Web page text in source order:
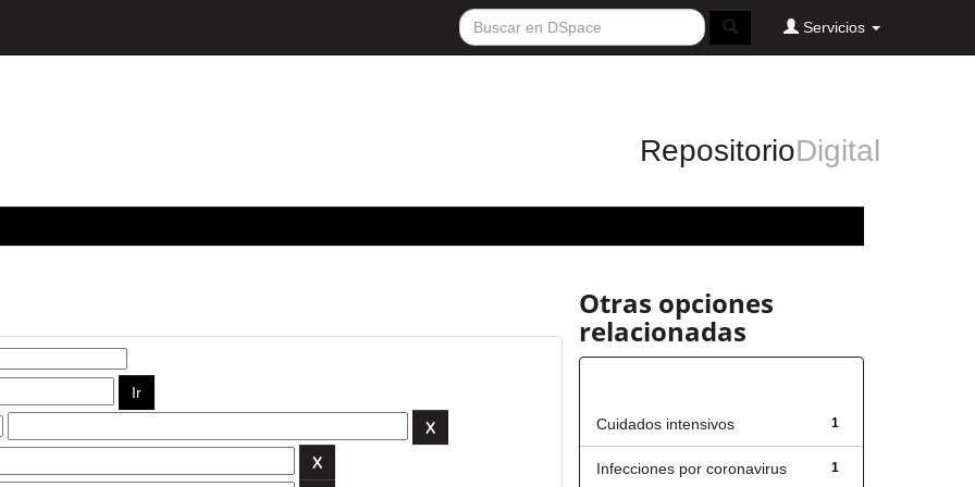
Servicios
RepositorioDigital
Otras opciones
relacionadas
1
Cuidados intensivos
1
Infecciones por coronavirus